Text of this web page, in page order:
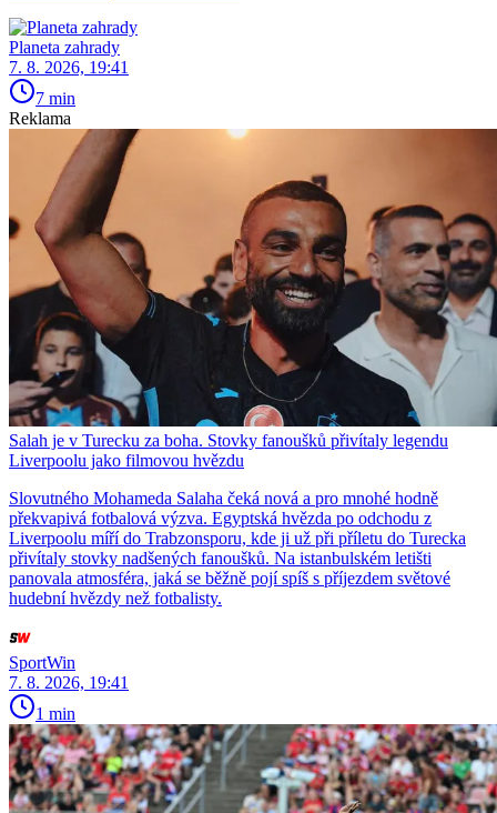
Planeta zahrady
7. 8. 2026, 19:41
7 min
Reklama
Salah je v Turecku za boha. Stovky fanoušků přivítaly legendu
Liverpoolu jako filmovou hvězdu
Slovutného Mohameda Salaha čeká nová a pro mnohé hodně
překvapivá fotbalová výzva. Egyptská hvězda po odchodu z
Liverpoolu míří do Trabzonsporu, kde ji už při příletu do Turecka
přivítaly stovky nadšených fanoušků. Na istanbulském letišti
panovala atmosféra, jaká se běžně pojí spíš s příjezdem světové
hudební hvězdy než fotbalisty.
SportWin
7. 8. 2026, 19:41
1 min